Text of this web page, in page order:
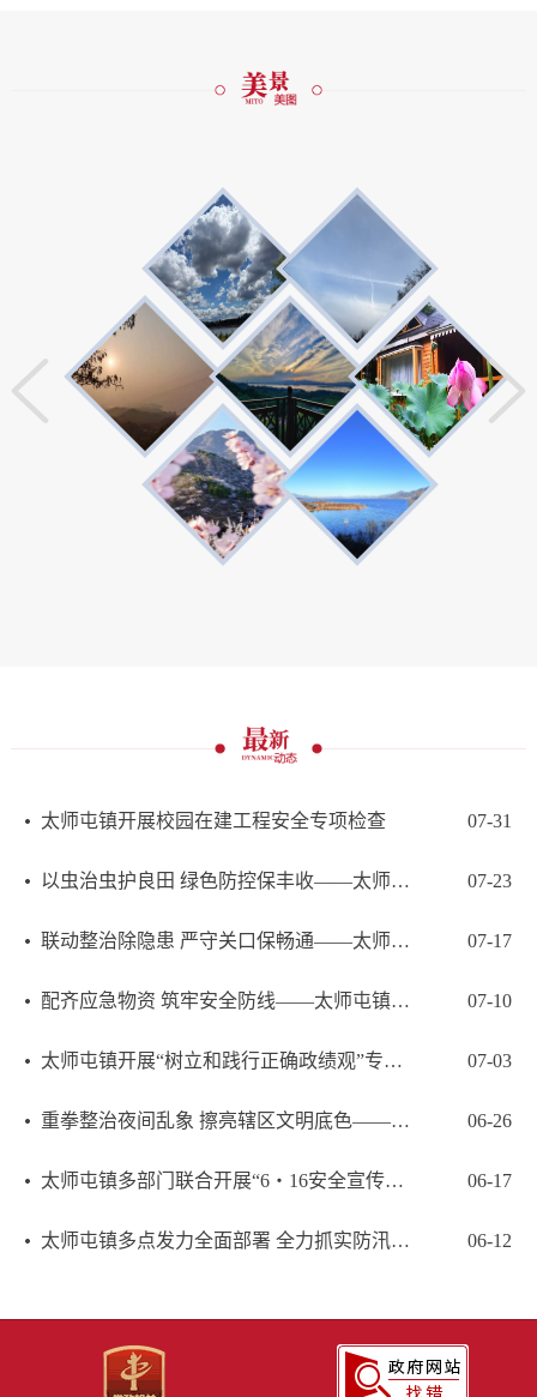
太师屯镇开展校园在建工程安全专项检查 07-31
以虫治虫护良田 绿色防控保丰收——太师屯镇开展赤眼蜂生物防治工作 07-23
联动整治除隐患 严守关口保畅通——太师屯镇开展多部门联合交通违法专项整治行动 07-17
配齐应急物资 筑牢安全防线——太师屯镇发放应急包提升避险转移能力 07-10
太师屯镇开展“树立和践行正确政绩观”专题党课 以实干赋能辖区高质量发展 07-03
重拳整治夜间乱象 擦亮辖区文明底色——太师屯镇开展人居环境夜间集中整治行动 06-26
太师屯镇多部门联合开展“6・16安全宣传咨询日”集中宣传活动 06-17
太师屯镇多点发力全面部署 全力抓实防汛备汛各项工作 06-12